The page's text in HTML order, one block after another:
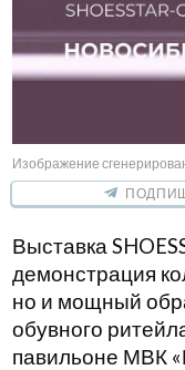
Изображение
Выставка
демонстрация
но и мощный
обувного
павильоне МВК